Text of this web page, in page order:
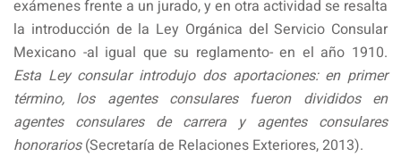
exámenes frente a un jurado, y en otra actividad se resalta
la introducción de la Ley Orgánica del Servicio Consular
Mexicano -al igual que su reglamento- en el año 1910.
Esta Ley consular introdujo dos aportaciones: en primer
término, los agentes consulares fueron divididos en
agentes consulares de carrera y agentes consulares
honorarios(Secretaría de Relaciones Exteriores, 2013).